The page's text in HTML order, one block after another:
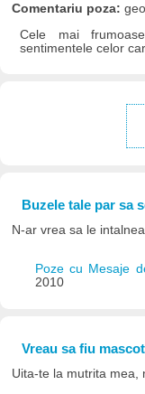
Comentariu poza:
Cele mai
sentimentele celor
Buzele tale par sa
N-ar vrea sa le
Poze cu Mesaje
2010
Vreau sa fiu
Uita-te la mutrita mea,